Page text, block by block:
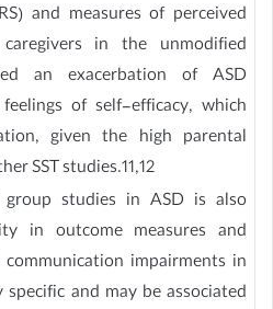
and measures of perceived
in the unmodified
an exacerbation of ASD
of self-efficacy, which
given the high parental
SST studies.11,12
group studies in ASD is also
in outcome measures and
impairments in
and may be associated